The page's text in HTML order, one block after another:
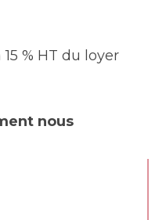
% HT du loyer
nous